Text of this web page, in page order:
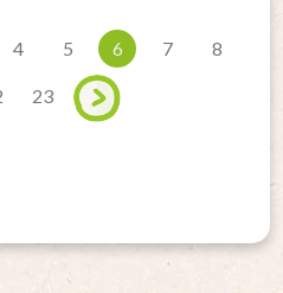
4 5 6 7 8
23